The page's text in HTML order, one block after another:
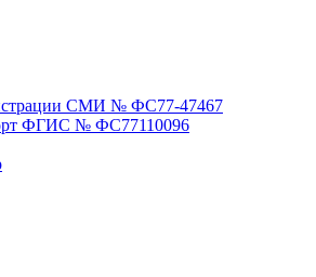
СМИ № ФС77-47467
ФГИС № ФС77110096